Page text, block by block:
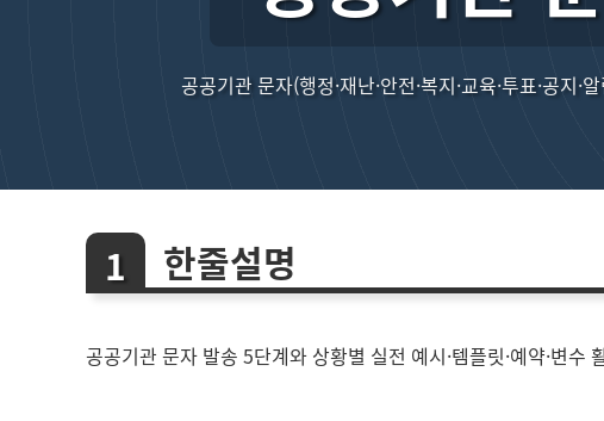
공공기관 문자(행정·재난·안전·복지·교육·투표·공지
한줄설명
공공기관 문자 발송 5단계와 상황별 실전 예시·템플릿·예약·변